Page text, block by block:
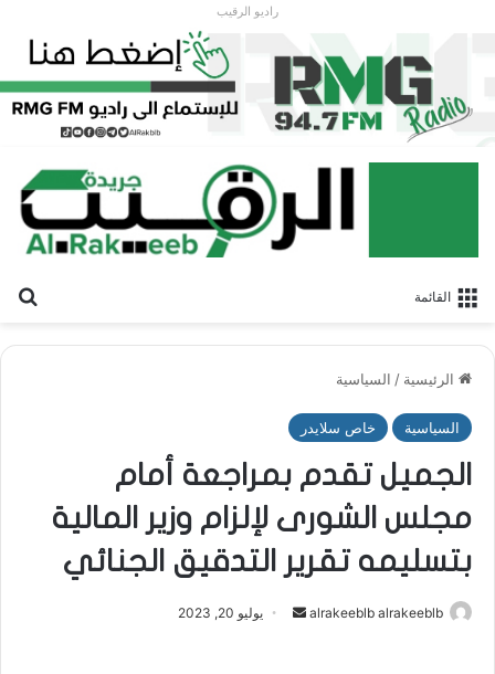
راديو الرقيب
القائمة
الرئيسية / السياسية
السياسية خاص سلايدر
الجميل تقدم بمراجعة أمام
مجلس الشورى لإلزام وزير المالية
بتسليمه تقرير التدقيق الجنائي
alrakeeblb alrakeeblb
أرسل يوليو 20, 2023